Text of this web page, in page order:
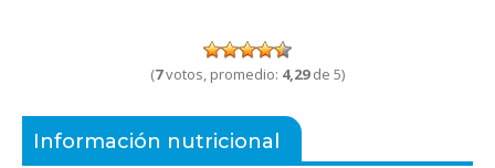
(7votos, promedio: 4,29de 5)
Información nutricional